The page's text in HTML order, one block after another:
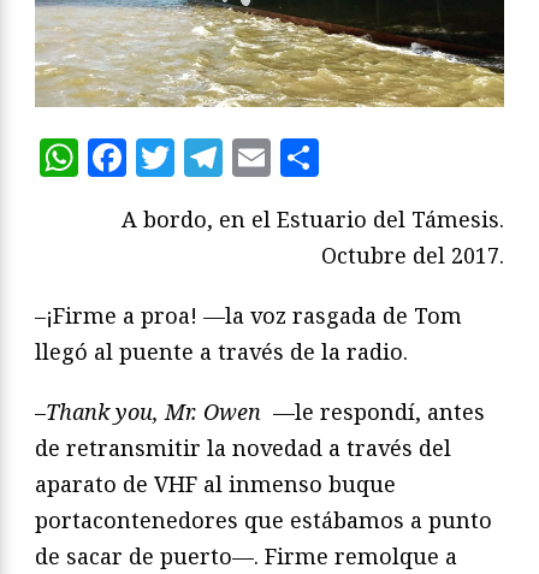
WhatsApp
Facebook
Twitter
Telegram
Email
A bordo, en el Estuario del Támesis.
Octubre del 2017.
–¡Firme a proa! —la voz rasgada de Tom
llegó al puente a través de la radio.
–Thank you, Mr. Owen —le respondí, antes
de retransmitir la novedad a través del
aparato de VHF al inmenso buque
portacontenedores que estábamos a punto
de sacar de puerto—. Firme remolque a